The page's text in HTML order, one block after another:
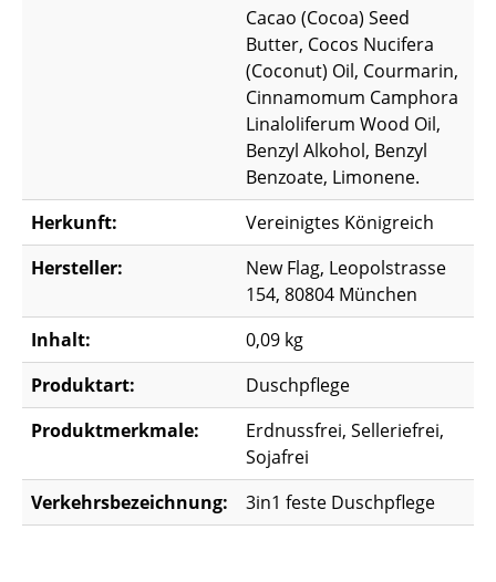
Cacao (Cocoa) Seed
Butter, Cocos Nucifera
(Coconut) Oil, Courmarin,
Cinnamomum Camphora
Linaloliferum Wood Oil,
Benzyl Alkohol, Benzyl
Benzoate, Limonene.
Herkunft:
Vereinigtes Königreich
Hersteller:
New Flag, Leopolstrasse
154, 80804 München
Inhalt:
0,09 kg
Produktart:
Duschpflege
Produktmerkmale:
Erdnussfrei, Selleriefrei,
Sojafrei
Verkehrsbezeichnung:
3in1 feste Duschpflege